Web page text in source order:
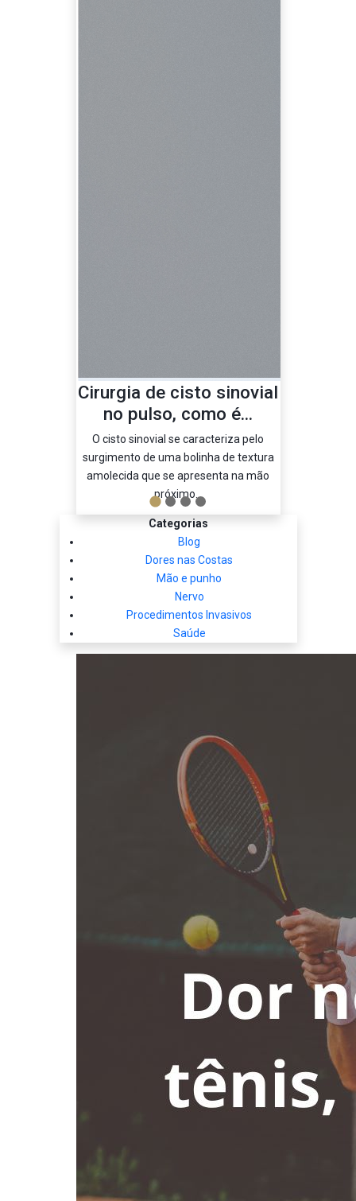
Cirurgia de cisto sinovial
no pulso, como é...
O cisto sinovial se caracteriza pelo
surgimento de uma bolinha de textura
amolecida que se apresenta na mão
próximo...
Categorias
Blog
Dores nas Costas
Mão e punho
Nervo
Procedimentos Invasivos
Saúde